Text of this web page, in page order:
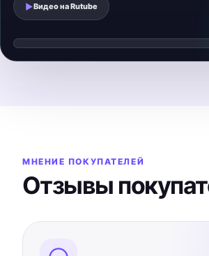
▶Видео наRutube
Смотреть
МНЕНИЕ ПОКУПАТЕЛЕЙ
Отзывы